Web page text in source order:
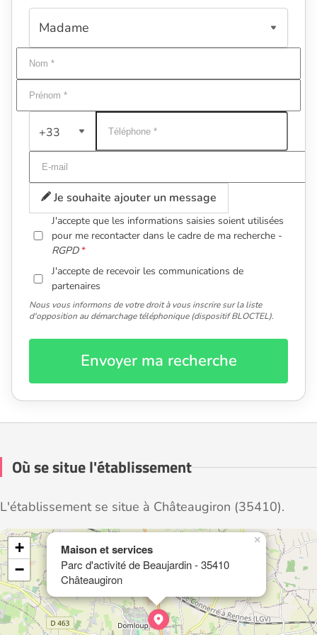
+33
Je souhaite ajouter un message
J'accepte que les informations saisies soient utilisées
pour me recontacter dans le cadre de ma recherche -
RGPD
J'accepte de recevoir les communications de
partenaires
Nous vous informons de votre droit à vous inscrire sur la liste
d'opposition au démarchage téléphonique (dispositif BLOCTEL).
Envoyer ma recherche
Où se situe l'établissement
L'établissement se situe à Châteaugiron (35410).
Maison et services
Parc d'activité de Beaujardin - 35410
Châteaugiron
×
+
−